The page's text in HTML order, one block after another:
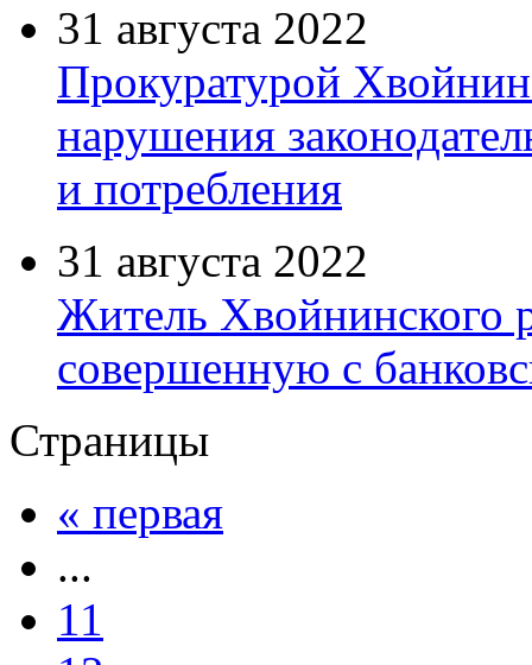
31 августа 2022
Прокуратурой
нарушения
и потребления
31 августа 2022
Житель Хвойнинского
совершенную с
Страницы
« первая
...
11